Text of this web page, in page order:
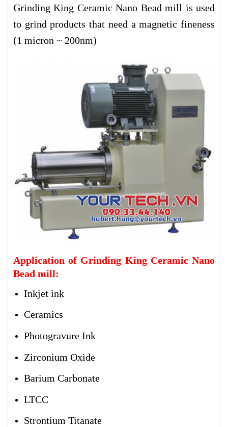
Grinding King Ceramic Nano Bead mill is used
to grind products that need a magnetic fineness
(1 micron ~ 200nm)
Application of Grinding King Ceramic Nano
Bead mill:
Inkjet ink
Ceramics
Photogravure Ink
Zirconium Oxide
Barium Carbonate
LTCC
Strontium Titanate